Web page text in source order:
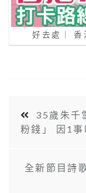
好去處｜ 香
35歲朱千
粉錢」 因1
全新節目詩